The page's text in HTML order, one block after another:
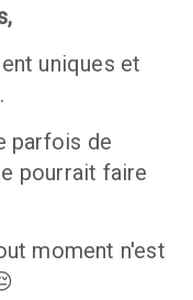
uniques et
parfois de
pourrait faire
moment n'est